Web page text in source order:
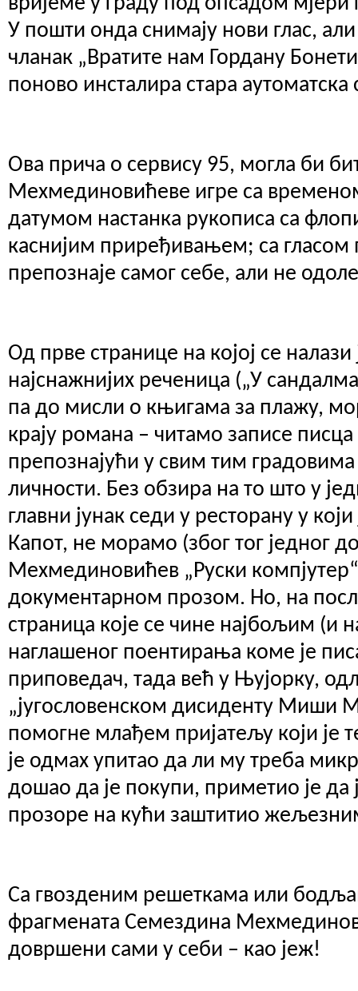
У пошти онда снимају нови глас,
чланак „Вратите нам Гордану
поново инсталира стара
Ова прича о сервису 95, могла би
Мехмединовићеве игре са
датумом настанка рукописа са
каснијим приређивањем; са гласом
препознаје самог себе, али не
Од прве странице на којој се налази
најснажнијих реченица („У
па до мисли о књигама за плажу,
крају романа – читамо записе писца
препознајући у свим тим
личности. Без обзира на то што у
главни јунак седи у ресторану у
Капот, не морамо (због тог једног
Мехмединовићев „Руски
документарном прозом. Но, на
страница које се чине најбољим (и
наглашеног поентирања коме је
приповедач, тада већ у Њујорку,
„југословенском дисиденту Миши
помогне млађем пријатељу који је
је одмах упитао да ли му треба
дошао да је покупи, приметио је
прозоре на кући заштитио
Са гвозденим решеткама или
фрагмената Семездина
довршени сами у себи – као јеж!